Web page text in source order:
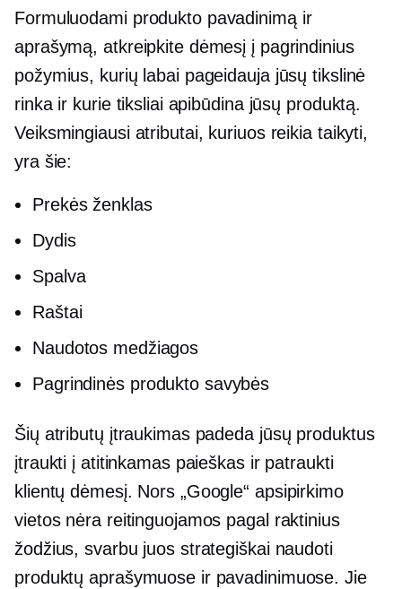
Formuluodami produkto pavadinimą ir
aprašymą, atkreipkite dėmesį į pagrindinius
požymius, kurių labai pageidauja jūsų tikslinė
rinka ir kurie tiksliai apibūdina jūsų produktą.
Veiksmingiausi atributai, kuriuos reikia taikyti,
yra šie:
Prekės ženklas
Dydis
Spalva
Raštai
Naudotos medžiagos
Pagrindinės produkto savybės
Šių atributų įtraukimas padeda jūsų produktus
įtraukti į atitinkamas paieškas ir patraukti
klientų dėmesį. Nors „Google“ apsipirkimo
vietos nėra reitinguojamos pagal raktinius
žodžius, svarbu juos strategiškai naudoti
produktų aprašymuose ir pavadinimuose. Jie